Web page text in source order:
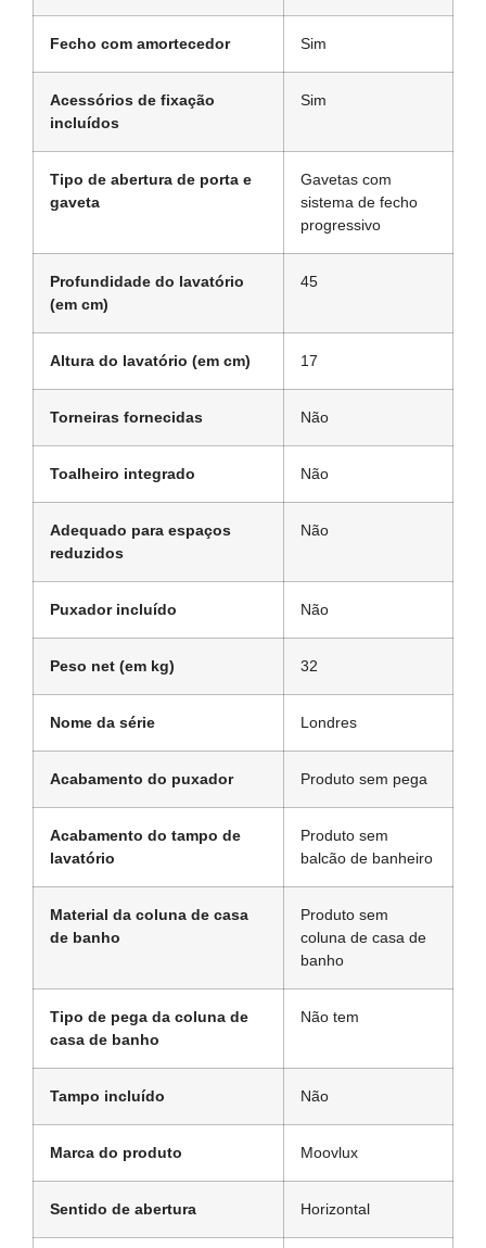
Fecho com amortecedor Sim
Acessórios de fixação
incluídos
Sim
Tipo de abertura de porta e
gaveta
Gavetas com
sistema de fecho
progressivo
Profundidade do lavatório
(em cm)
45
Altura do lavatório (em cm) 17
Torneiras fornecidas Não
Toalheiro integrado Não
Adequado para espaços
reduzidos
Não
Puxador incluído Não
Peso net (em kg) 32
Nome da série Londres
Acabamento do puxador Produto sem pega
Acabamento do tampo de
lavatório
Produto sem
balcão de banheiro
Material da coluna de casa
de banho
Produto sem
coluna de casa de
banho
Tipo de pega da coluna de
casa de banho
Não tem
Tampo incluído Não
Marca do produto Moovlux
Sentido de abertura Horizontal